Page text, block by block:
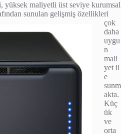
yüksek maliyetli üst seviye kurumsal
sunulan gelişmiş özellikleri
çok
daha
uygu
n
mali
yet il
e
sunm
akta.
Küç
ük
ve
orta